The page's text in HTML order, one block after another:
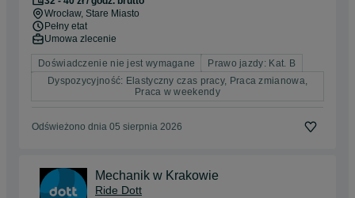
Wrocław, Stare Miasto
Pełny etat
Umowa zlecenie
Doświadczenie nie jest wymagane
Prawo jazdy: Kat. B
Dyspozycyjność: Elastyczny czas pracy, Praca zmianowa,
Praca w weekendy
Odświeżono dnia 05 sierpnia 2026
Mechanik w Krakowie
Ride Dott